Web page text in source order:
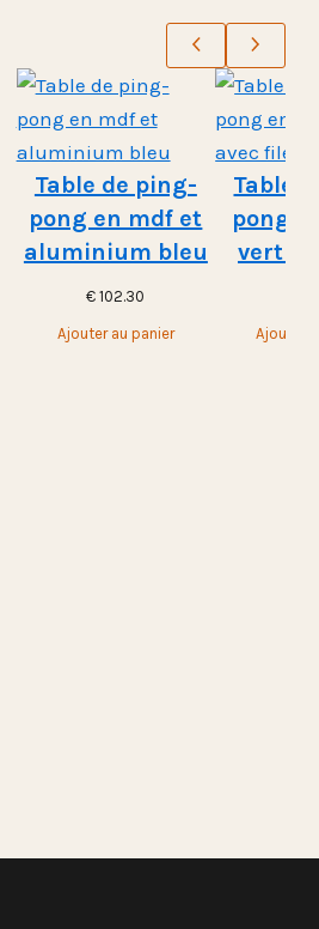
Table de ping-
pong en mdf et
aluminium bleu
€ 102.30
Ajouter au panier
Table
pong
vert
Ajouter